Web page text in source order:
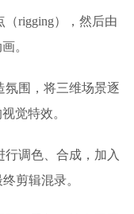
rigging），然后由
。
氛围，将三维场景逐
觉特效。
调色、合成，加入
剪辑混录。